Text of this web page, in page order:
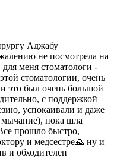
Аджабу
не посмотрела на
меня стоматологи -
стоматологии, очень
это был очень большой
с поддержкой
успокаивали и даже
пока шла
прошло быстро,
и медсестре🙏 ну и
и обходителен